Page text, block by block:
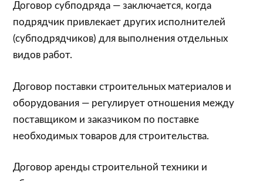
Договор субподряда — заключается, когда
подрядчик привлекает других исполнителей
(субподрядчиков) для выполнения отдельных
видов работ.
Договор поставки строительных материалов и
оборудования — регулирует отношения между
поставщиком и заказчиком по поставке
необходимых товаров для строительства.
Договор аренды строительной техники и